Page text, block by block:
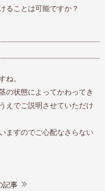
ることは可能ですか？
ね。
の状態によってかわってき
えでご説明させていただけ
ますのでご心配なさらない
記事